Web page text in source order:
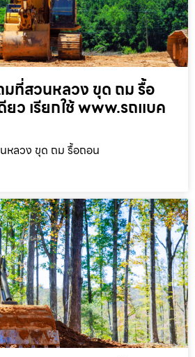
มที่สวนหลวง ขุด ถม รื้อ
ยว เรียกใช้ www.รถแบค
หลวง ขุด ถม รื้อถอน